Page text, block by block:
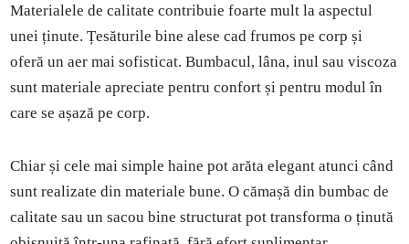
Materialele de calitate contribuie foarte mult la aspectul
unei ținute. Țesăturile bine alese cad frumos pe corp și
oferă un aer mai sofisticat. Bumbacul, lâna, inul sau viscoza
sunt materiale apreciate pentru confort și pentru modul în
care se așază pe corp.
Chiar și cele mai simple haine pot arăta elegant atunci când
sunt realizate din materiale bune. O cămașă din bumbac de
calitate sau un sacou bine structurat pot transforma o ținută